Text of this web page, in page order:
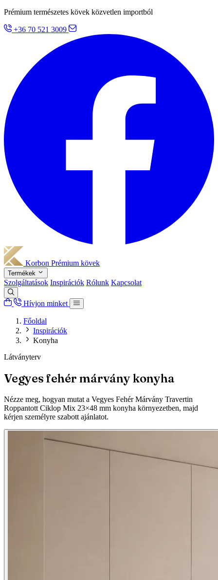
Prémium természetes kövek közvetlen importból
+36 70 521 3009
Korbon Prémium kövek
Termékek
Szolgáltatások Inspirációk Rólunk Kapcsolat
Hívjon minket
Főoldal
Inspirációk
Konyha
Látványterv
Vegyes fehér márvány konyha
Nézze meg, hogyan mutat a Vegyes Fehér Márvány Travertin
Roppantott Ciklop Mix 23×48 mm konyha környezetben, majd
kérjen személyre szabott ajánlatot.